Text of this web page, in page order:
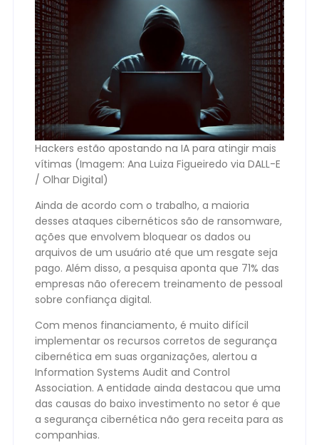
Hackers estão apostando na IA para atingir mais
vítimas (Imagem: Ana Luiza Figueiredo via DALL-E
/ Olhar Digital)
Ainda de acordo com o trabalho, a maioria
desses ataques cibernéticos são de ransomware,
ações que envolvem bloquear os dados ou
arquivos de um usuário até que um resgate seja
pago. Além disso, a pesquisa aponta que 71% das
empresas não oferecem treinamento de pessoal
sobre confiança digital.
Com menos financiamento, é muito difícil
implementar os recursos corretos de segurança
cibernética em suas organizações, alertou a
Information Systems Audit and Control
Association. A entidade ainda destacou que uma
das causas do baixo investimento no setor é que
a segurança cibernética não gera receita para as
companhias.